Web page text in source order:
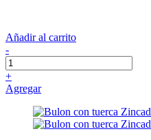
Añadir al carrito
-
+
Agregar